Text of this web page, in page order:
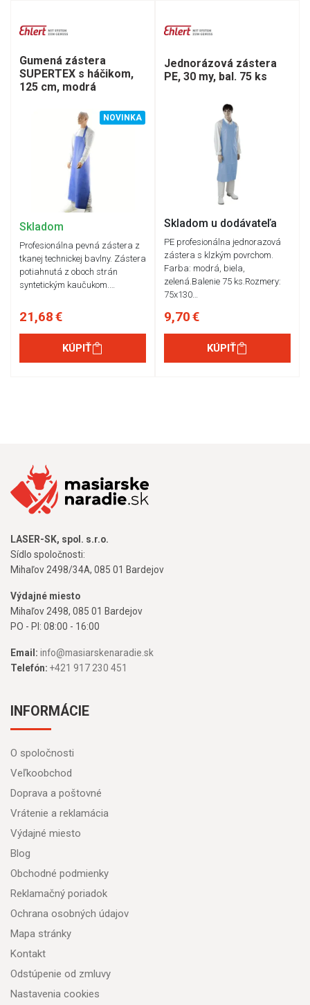
Gumená zástera
SUPERTEX s háčikom,
125 cm, modrá
NOVINKA
Skladom
Profesionálna pevná zástera z
tkanej technickej bavlny. Zástera
potiahnutá z oboch strán
syntetickým kaučukom.…
21,68 €
KÚPIŤ
Jednorázová zástera
PE, 30 my, bal. 75 ks
Skladom u dodávateľa
PE profesionálna jednorazová
zástera s klzkým povrchom.
Farba: modrá, biela,
zelená.Balenie 75 ks.Rozmery:
75x130…
9,70 €
KÚPIŤ
LASER-SK, spol. s.r.o.
Sídlo spoločnosti:
Mihaľov 2498/34A, 085 01 Bardejov
Výdajné miesto
Mihaľov 2498, 085 01 Bardejov
PO - PI: 08:00 - 16:00
Email: info@masiarskenaradie.sk
Telefón: +421 917 230 451
INFORMÁCIE
O spoločnosti
Veľkoobchod
Doprava a poštovné
Vrátenie a reklamácia
Výdajné miesto
Blog
Obchodné podmienky
Reklamačný poriadok
Ochrana osobných údajov
Mapa stránky
Kontakt
Odstúpenie od zmluvy
Nastavenia cookies